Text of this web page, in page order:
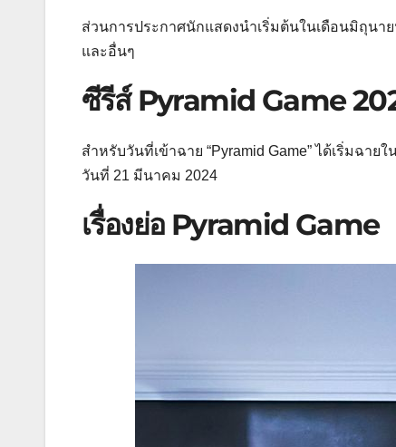
ส่วนการประกาศนักแสดงนำเริ่มต้นในเดือนมิถุนาย
และอื่นๆ
ซีรีส์ Pyramid Game
สำหรับวันที่เข้าฉาย “Pyramid Game” ได้เริ่มฉ
วันที่ 21 มีนาคม 2024​​
เรื่องย่อ Pyramid Game